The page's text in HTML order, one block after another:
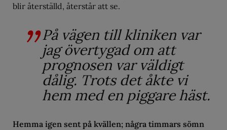
blir återställd, återstår att se.
På vägen till kliniken var
jag övertygad om att
prognosen var väldigt
dålig. Trots det åkte vi
hem med en piggare häst.
Hemma igen sent på kvällen; några timmars sömn